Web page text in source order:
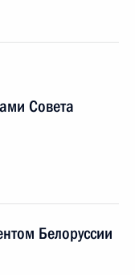
Совета
Белоруссии